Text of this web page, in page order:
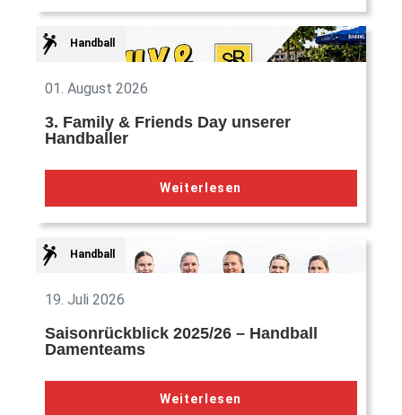
Handball
01. August 2026
3. Family & Friends Day unserer
Handballer
Weiterlesen
Handball
19. Juli 2026
Saisonrückblick 2025/26 – Handball
Damenteams
Weiterlesen